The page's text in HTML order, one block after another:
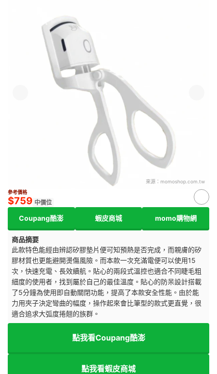
來源： momoshop.com.tw
參考價格
$759 中價位
Coupang酷澎 蝦皮商城 momo購物網
商品摘要
此款特色能經由辨認矽膠墊片便可知預熱是否完成，而親膚的矽
膠材質也更能避開燙傷風險。而本款一次充滿電便可以使用15
次，快速充電、長效續航。貼心的兩段式溫控也適合不同睫毛粗
細度的使用者，找到屬於自己的最佳溫度。貼心的防呆設計搭載
了5分鐘為使用即自動關閉功能，提高了本款安全性能。由於能
力用夾子決定彎曲的幅度，操作起來會比筆型的款式更直覺，很
適合追求大弧度捲翹的族群。
點我看Coupang酷澎
點我看蝦皮商城